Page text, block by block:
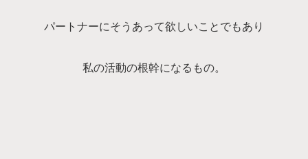
パートナーにそうあって欲しいことでもあり
私の活動の根幹になるもの。